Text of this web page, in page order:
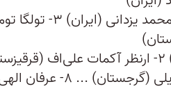
۶۵ کیلوگرم: ۱- ژاگیر شاخیف (روسیه) ۲- امیرمحمد یزدانی
۷۰ کیلوگرم: ۱- ماگومدمراد گادجیف (لهستان) ۲- ارنظر آکمات علی‌اف
۳- ژربایف یوگنی (روسیه) و زورابی یاکوبیشویلی (گرجستان) ... ۸-